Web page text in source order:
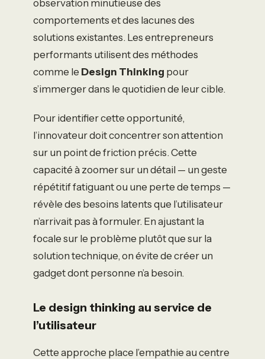
observation minutieuse des
comportements et des lacunes des
solutions existantes. Les entrepreneurs
performants utilisent des méthodes
comme le Design Thinking pour
s’immerger dans le quotidien de leur cible.
Pour identifier cette opportunité,
l’innovateur doit concentrer son attention
sur un point de friction précis. Cette
capacité à zoomer sur un détail — un geste
répétitif fatiguant ou une perte de temps —
révèle des besoins latents que l’utilisateur
n’arrivait pas à formuler. En ajustant la
focale sur le problème plutôt que sur la
solution technique, on évite de créer un
gadget dont personne n’a besoin.
Le design thinking au service de
l’utilisateur
Cette approche place l’empathie au centre